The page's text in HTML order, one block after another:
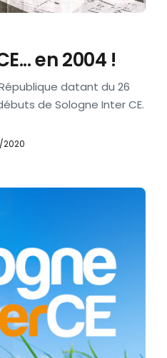
en 2004 !
datant du 26
de Sologne Inter CE.